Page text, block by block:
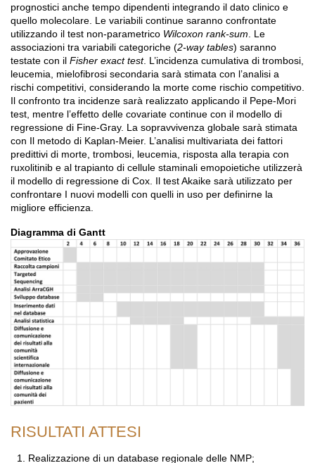
prognostici anche tempo dipendenti integrando il dato clinico e
quello molecolare. Le variabili continue saranno confrontate
utilizzando il test non-parametrico Wilcoxon rank-sum . Le
associazioni tra variabili categoriche (2-way tables) saranno
testate con il Fisher exact test. L’incidenza cumulativa di trombosi,
leucemia, mielofibrosi secondaria sarà stimata con l’analisi a
rischi competitivi, considerando la morte come rischio competitivo.
Il confronto tra incidenze sarà realizzato applicando il Pepe-Mori
test, mentre l’effetto delle covariate continue con il modello di
regressione di Fine-Gray. La sopravvivenza globale sarà stimata
con Il metodo di Kaplan-Meier. L’analisi multivariata dei fattori
predittivi di morte, trombosi, leucemia, risposta alla terapia con
ruxolitinib e al trapianto di cellule staminali emopoietiche utilizzerà
il modello di regressione di Cox. Il test Akaike sarà utilizzato per
confrontare I nuovi modelli con quelli in uso per definirne la
migliore efficienza.
Diagramma di Gantt
RISULTATI ATTESI
Realizzazione di un database regionale delle NMP;